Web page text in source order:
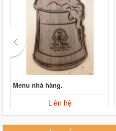
Menu nhà hàng.
Liên hệ